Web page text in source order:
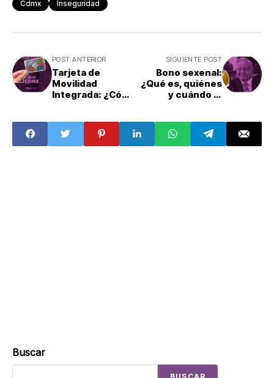
Cdmx Inseguridad
POST ANTERIOR
Tarjeta de
Movilidad
Integrada: ¿Cómo
SIGUIENTE POST
Bono sexenal:
¿Qué es, quiénes
y cuándo lo
Buscar